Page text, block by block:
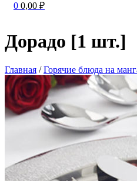
0 0,00 ₽
Дорадо [1 шт.]
Главная /Горячие блюда на